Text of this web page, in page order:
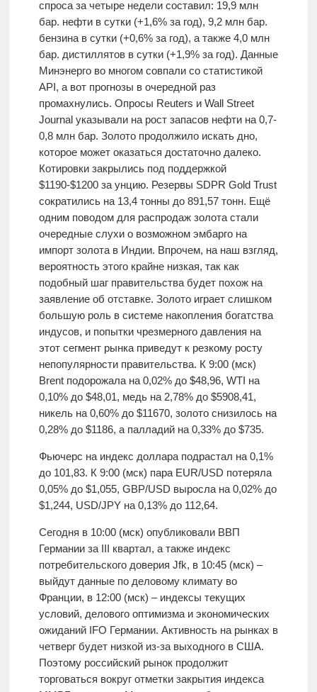
спроса за четыре недели составил: 19,9 млн
бар. нефти в сутки (+1,6% за год), 9,2 млн бар.
бензина в сутки (+0,6% за год), а также 4,0 млн
бар. дистиллятов в сутки (+1,9% за год). Данные
Минэнерго во многом совпали со статистикой
API, а вот прогнозы в очередной раз
промахнулись. Опросы Reuters и Wall Street
Journal указывали на рост запасов нефти на 0,7-
0,8 млн бар. Золото продолжило искать дно,
которое может оказаться достаточно далеко.
Котировки закрылись под поддержкой
$1190-$1200 за унцию. Резервы SDPR Gold Trust
сократились на 13,4 тонны до 891,57 тонн. Ещё
одним поводом для распродаж золота стали
очередные слухи о возможном эмбарго на
импорт золота в Индии. Впрочем, на наш взгляд,
вероятность этого крайне низкая, так как
подобный шаг правительства будет похож на
заявление об отставке. Золото играет слишком
большую роль в системе накопления богатства
индусов, и попытки чрезмерного давления на
этот сегмент рынка приведут к резкому росту
непопулярности правительства. К 9:00 (мск)
Brent подорожала на 0,02% до $48,96, WTI на
0,10% до $48,01, медь на 2,78% до $5908,41,
никель на 0,60% до $11670, золото снизилось на
0,28% до $1186, а палладий на 0,33% до $735.
Фьючерс на индекс доллара подрастал на 0,1%
до 101,83. К 9:00 (мск) пара EUR/USD потеряла
0,05% до $1,055, GBP/USD выросла на 0,02% до
$1,244, USD/JPY на 0,13% до 112,64.
Сегодня в 10:00 (мск) опубликовали ВВП
Германии за III квартал, а также индекс
потребительского доверия Jfk, в 10:45 (мск) –
выйдут данные по деловому климату во
Франции, в 12:00 (мск) – индексы текущих
условий, делового оптимизма и экономических
ожиданий IFO Германии. Активность на рынках в
четверг будет низкой из-за выходного в США.
Поэтому российский рынок продолжит
торговаться вокруг отметки закрытия индекса